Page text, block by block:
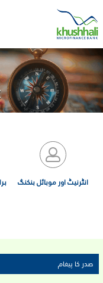
انٹرنیٹ اور موبائل بنکنگ
Primary
tabs
صدر کا پیغام